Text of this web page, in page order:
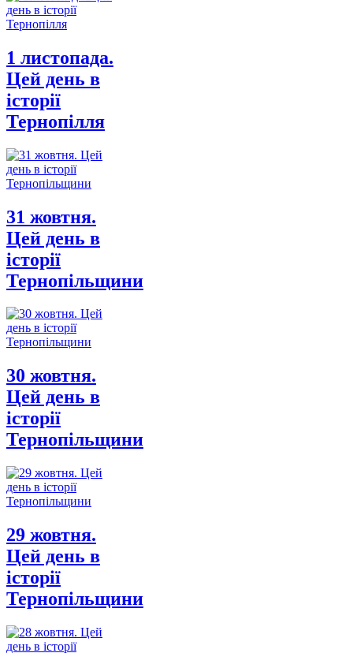
1 листопада.
Цей день в
історії
Тернопілля
31 жовтня.
Цей день в
історії
Тернопільщини
30 жовтня.
Цей день в
історії
Тернопільщини
29 жовтня.
Цей день в
історії
Тернопільщини